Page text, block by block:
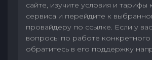
сайте, изучите условия и тарифы
сервиса и перейдите к
провайдеру по ссылке. Если у
вопросы по работе
обратитесь в его поддержку